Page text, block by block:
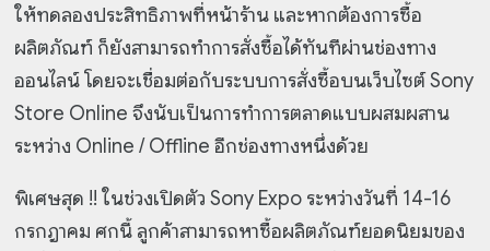
ให้ทดลองประสิทธิภาพที่หน้าร้าน และหากต้องการซื้อ
ผลิตภัณฑ์ ก็ยังสามารถทำการสั่งซื้อได้ทันทีผ่านช่องทาง
ออนไลน์ โดยจะเชื่อมต่อกับระบบการสั่งซื้อบนเว็บไซต์ Sony
Store Online จึงนับเป็นการทำการตลาดแบบผสมผสาน
ระหว่าง Online / Offline อีกช่องทางหนึ่งด้วย
พิเศษสุด !! ในช่วงเปิดตัว Sony Expo ระหว่างวันที่ 14-16
กรกฎาคม ศกนี้ ลูกค้าสามารถหาซื้อผลิตภัณฑ์ยอดนิยมของ